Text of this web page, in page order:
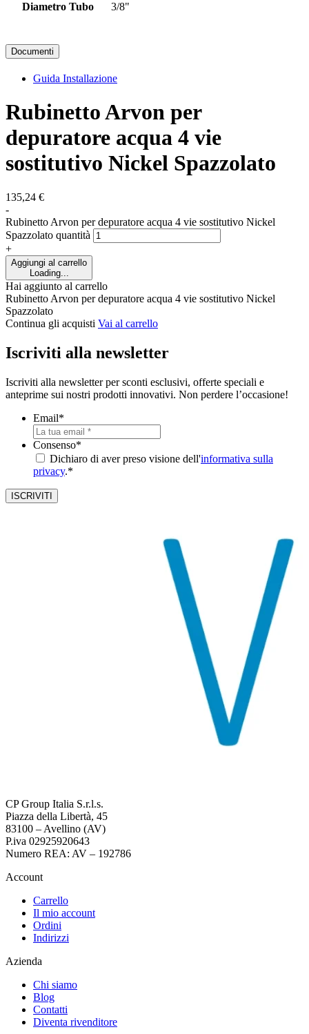
Diametro Tubo 3/8"
Documenti
Guida Installazione
Rubinetto Arvon per
depuratore acqua 4 vie
sostitutivo Nickel Spazzolato
135,24 €
-
Rubinetto Arvon per depuratore acqua 4 vie sostitutivo Nickel
Spazzolato quantità
+
Aggiungi al carrello
Loading...
Hai aggiunto al carrello
Rubinetto Arvon per depuratore acqua 4 vie sostitutivo Nickel
Spazzolato
Continua gli acquisti Vai al carrello
Iscriviti alla newsletter
Iscriviti alla newsletter per sconti esclusivi, offerte speciali e
anteprime sui nostri prodotti innovativi. Non perdere l’occasione!
Email*
Consenso*
Dichiaro di aver preso visione dell'informativa sulla
privacy.*
ISCRIVITI
CP Group Italia S.r.l.s.
Piazza della Libertà, 45
83100 – Avellino (AV)
P.iva 02925920643
Numero REA: AV – 192786
Account
Carrello
Il mio account
Ordini
Indirizzi
Azienda
Chi siamo
Blog
Contatti
Diventa rivenditore